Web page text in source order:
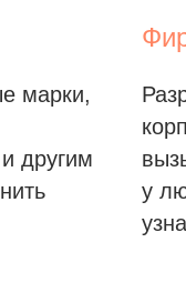
марки,
другим
у